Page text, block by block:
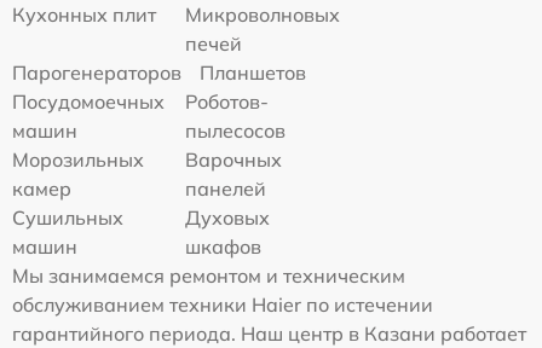
Кухонных плит
Микроволновых
печей
Парогенераторов
Планшетов
Посудомоечных
машин
Роботов-
пылесосов
Морозильных
камер
Варочных
панелей
Сушильных
машин
Духовых
шкафов
Мы занимаемся ремонтом и техническим
обслуживанием техники Haier по истечении
гарантийного периода. Наш центр в Казани работает